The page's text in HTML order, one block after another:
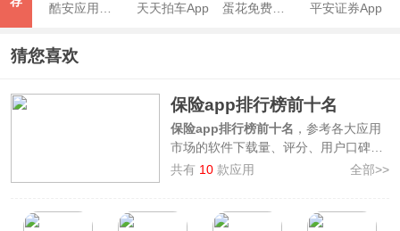
天天拍车App 平安证券App
猜您喜欢
保险app排行榜前十名
保险app排行榜前十名 ，参考各大应用
市场的软件下载量、评分、用户口碑等
因素综合整理制作而来，上榜的软件有
树、水滴保、众安保险、平安金管家
，
共有 10 款应用 全部>>